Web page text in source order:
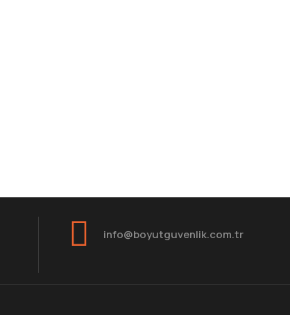
info@boyutguvenlik.com.tr